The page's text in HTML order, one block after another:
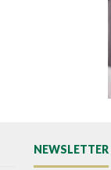
NEWSLETTER